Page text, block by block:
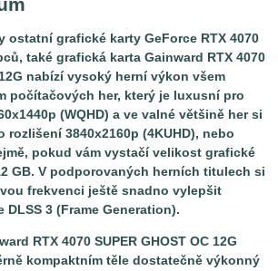
ostatní grafické karty GeForce RTX 4070
také grafická karta Gainward RTX 4070
12G nabízí vysoký herní výkon všem
počítačových her, který je luxusní pro
(WQHD) a ve valné většině her si
3840x2160p (4KUHD), nebo
pokud vám vystačí velikost grafické
GB. V podporovaných herních titulech si
frekvenci ještě snadno vylepšit
3 (Frame Generation).
RTX 4070 SUPER GHOST OC 12G
kompaktním těle dostatečně výkonný